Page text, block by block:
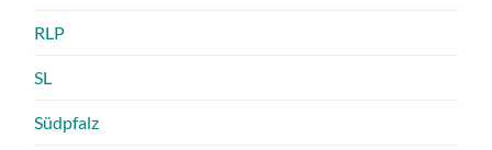
RLP
SL
Südpfalz